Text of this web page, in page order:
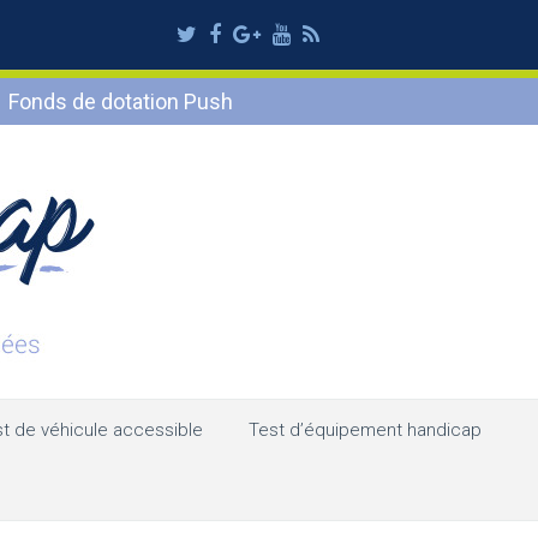
Twitter
Facebook
Google
Plus
Youtube
RSS
Fonds de dotation Push
de véhicule accessible Test d’équipement handicap